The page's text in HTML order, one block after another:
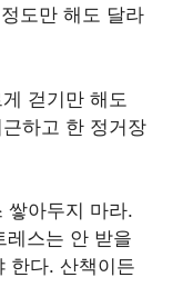
도만 해도 달라
걷기만 해도
하고 한 정거장
쌓아두지 마라.
스는 안 받을
한다. 산책이든